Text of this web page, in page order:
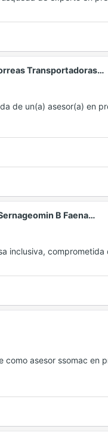
Transportadoras…
de un(a) asesor(a) en
B Faena…
inclusiva,
como asesor ssomac